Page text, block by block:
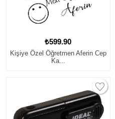
₺599.90
Kişiye Özel Öğretmen Aferin Cep
Ka...